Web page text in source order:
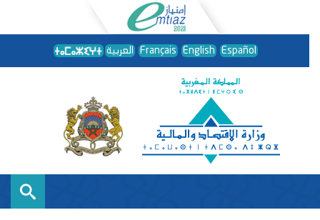
العربية Français English Español